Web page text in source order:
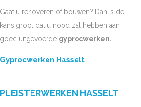
Gaat u renoveren of bouwen? Dan is de
kans groot dat u nood zal hebben aan
goed uitgevoerde gyprocwerken.
Gyprocwerken Hasselt
PLEISTERWERKEN HASSELT